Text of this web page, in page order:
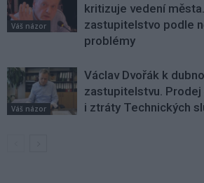
Váš názor
kritizuje vedení
zastupitelstvo podle
problémy
Váš názor
Václav Dvořák k
zastupitelstvu. Prodej
i ztráty Technických